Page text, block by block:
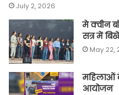
July 2, 2026
मे क्वीन
सत्र में
May 22,
महिलाओं
आयोजन